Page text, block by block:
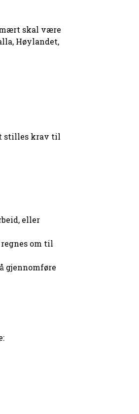
skal være
Høylandet,
stilles krav til
eller
om til
gjennomføre